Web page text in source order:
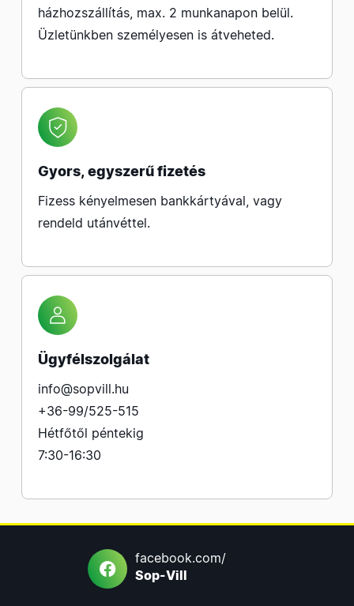
házhozszállítás, max. 2 munkanapon belül.
Üzletünkben személyesen is átveheted.
Gyors, egyszerű fizetés
Fizess kényelmesen bankkártyával, vagy
rendeld utánvéttel.
Ügyfélszolgálat
info@sopvill.hu
+36-99/525-515
Hétfőtől péntekig
7:30-16:30
facebook.com/
Sop-Vill